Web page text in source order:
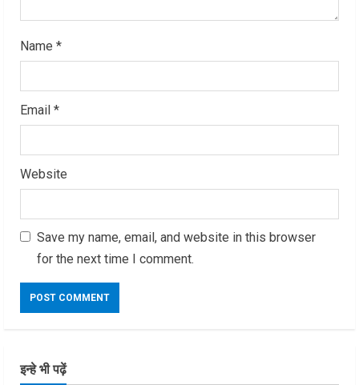
Name *
Email *
Website
Save my name, email, and website in this browser
for the next time I comment.
इन्हे भी पढ़ें